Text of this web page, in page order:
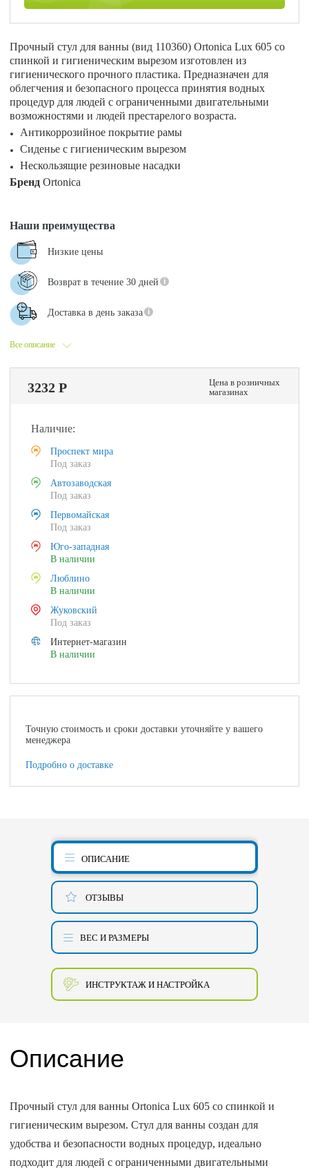
Прочный стул для ванны (вид 110360) Ortonica Lux 605 со
спинкой и гигиеническим вырезом изготовлен из
гигиенического прочного пластика. Предназначен для
облегчения и безопасного процесса принятия водных
процедур для людей с ограниченными двигательными
возможностями и людей престарелого возраста.
Антикоррозийное покрытие рамы
Сиденье с гигиеническим вырезом
Нескользящие резиновые насадки
Бренд Ortonica
Все описание
Наши преимущества
Низкие цены
Возврат в течение 30 дней
Доставка в день заказа
3232 Р
Цена в розничных
магазинах
Наличие:
Проспект мира
Под заказ
Автозаводская
Под заказ
Первомайская
Под заказ
Юго-западная
В наличии
Люблино
В наличии
Жуковский
Под заказ
Интернет-магазин
В наличии
Точную стоимость и сроки доставки уточняйте у вашего
менеджера
Подробно о доставке
ОПИСАНИЕ
ОТЗЫВЫ
ВЕС И РАЗМЕРЫ
ИНСТРУКТАЖ И НАСТРОЙКА
Описание
Прочный стул для ванны Ortonica Lux 605 со спинкой и
гигиеническим вырезом. Стул для ванны создан для
удобства и безопасности водных процедур, идеально
подходит для людей с ограниченными двигательными